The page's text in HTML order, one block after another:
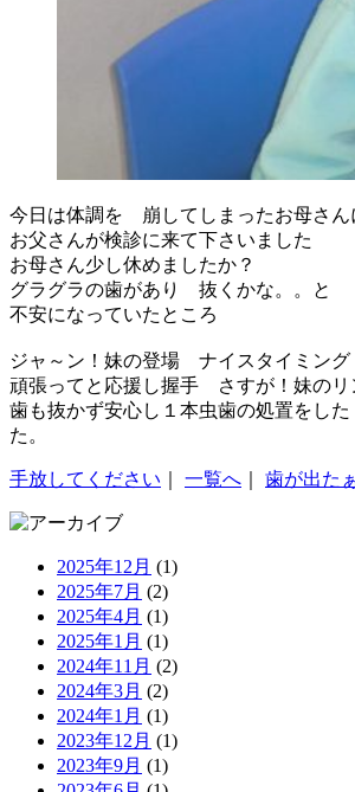
今日は体調を 崩してしまったお母さん
お父さんが検診に来て下さいました
お母さん少し休めましたか？
グラグラの歯があり 抜くかな。。と
不安になっていたところ
ジャ～ン！妹の登場 ナイスタイミング
頑張ってと応援し握手 さすが！妹のリ
歯も抜かず安心し１本虫歯の処置をし
た。
手放してください 一覧へ 歯が出た
2025年12月 (1)
2025年7月 (2)
2025年4月 (1)
2025年1月 (1)
2024年11月 (2)
2024年3月 (2)
2024年1月 (1)
2023年12月 (1)
2023年9月 (1)